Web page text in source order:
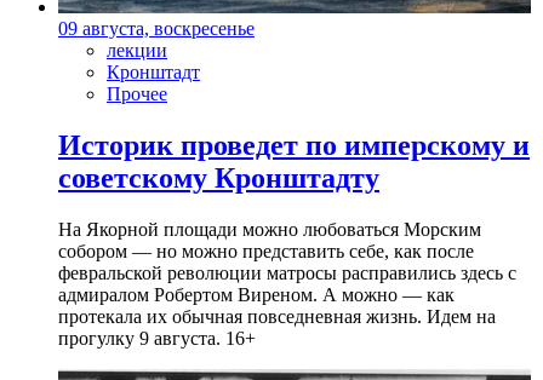
09 августа, воскресенье
лекции
Кронштадт
Прочее
Историк проведет по имперскому и
советскому Кронштадту
На Якорной площади можно любоваться Морским
собором — но можно представить себе, как после
февральской революции матросы расправились здесь с
адмиралом Робертом Виреном. А можно — как
протекала их обычная повседневная жизнь. Идем на
прогулку 9 августа. 16+